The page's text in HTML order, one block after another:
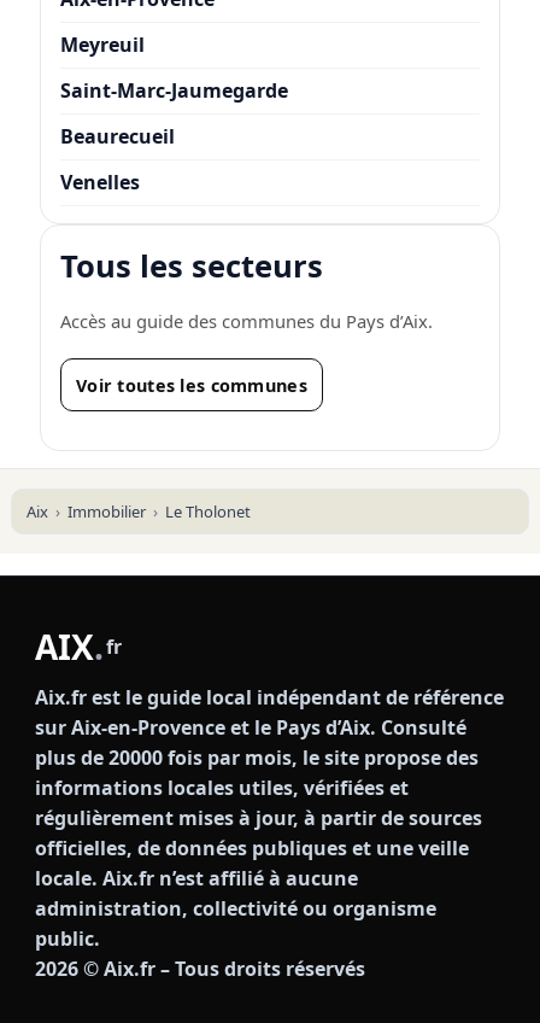
Meyreuil
Saint-Marc-Jaumegarde
Beaurecueil
Venelles
Tous les secteurs
Accès au guide des communes du Pays d’Aix.
Voir toutes les communes
Aix Immobilier Le Tholonet
AIX.fr
Aix.fr est le guide local indépendant de référence
sur Aix-en-Provence et le Pays d’Aix. Consulté
plus de 20000 fois par mois, le site propose des
informations locales utiles, vérifiées et
régulièrement mises à jour, à partir de sources
officielles, de données publiques et une veille
locale. Aix.fr n’est affilié à aucune
administration, collectivité ou organisme
public.
2026© Aix.fr – Tous droits réservés